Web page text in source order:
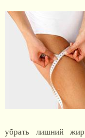
убрать лишний